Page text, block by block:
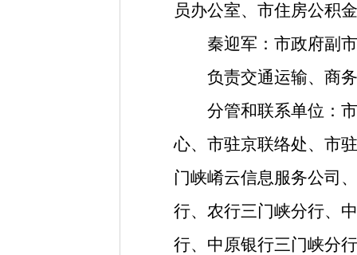
员办公室、 市住房公积
秦迎军 ： 市政府副
负责交通运输、 商
分管和联系单位 ：
心、 市驻京联络处、 市
门峡崤云信息服务公司 、
行、 农行三门峡分行、
行、 中原银行三门峡分行